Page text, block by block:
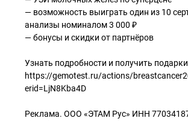
— возможность выиграть один из 10
анализы номиналом 3 000 ₽
— бонусы и скидки от партнёров
Узнать подробности и получить
https://gemotest.ru/actions/
erid=LjN8Kba4D
Реклама. ООО «ЭТАМ Рус» ИНН